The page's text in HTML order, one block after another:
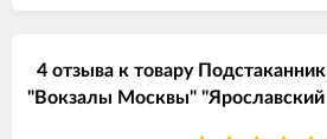
4 отзыва к товару
"Вокзалы Москвы" "Ярославский